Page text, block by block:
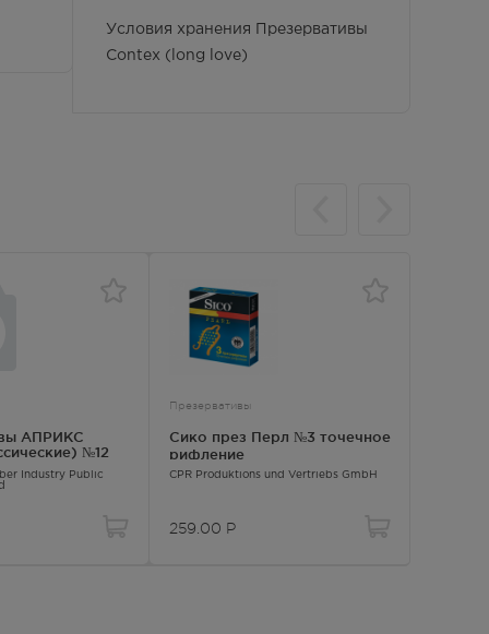
Условия хранения Презервативы
Contex (long love)
АПРИКС
№12
Industry Public
Презервативы
Сико през Перл №3 точечное
рифление
CPR Produktions und Vertriebs GmbH
259.00 Р